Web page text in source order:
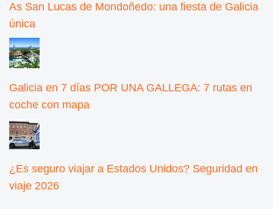
As San Lucas de Mondoñedo: una fiesta de Galicia
única
Galicia en 7 días POR UNA GALLEGA: 7 rutas en
coche con mapa
¿Es seguro viajar a Estados Unidos? Seguridad en
viaje 2026